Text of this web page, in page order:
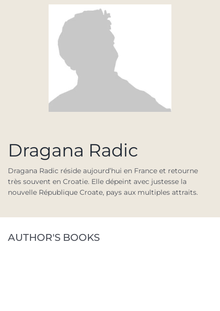
Dragana Radic
Dragana Radic réside aujourd’hui en France et retourne
très souvent en Croatie. Elle dépeint avec justesse la
nouvelle République Croate, pays aux multiples attraits.
AUTHOR'S BOOKS